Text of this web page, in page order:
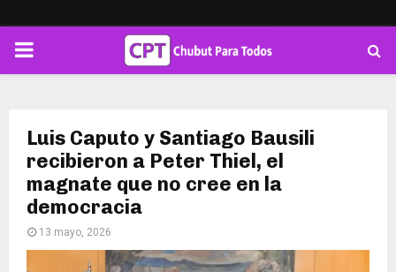
PRIMARY
Luis Caputo y Santiago Bausili
recibieron a Peter Thiel, el
magnate que no cree en la
democracia
13 mayo, 2026